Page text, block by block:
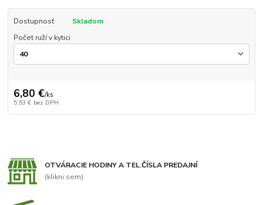
Dostupnosť
Skladom
Počet ruží v kytici
6,80 €/ks
5,53 € bez DPH
OTVÁRACIE HODINY A TEL.ČÍSLA PREDAJNÍ
(klikni sem)